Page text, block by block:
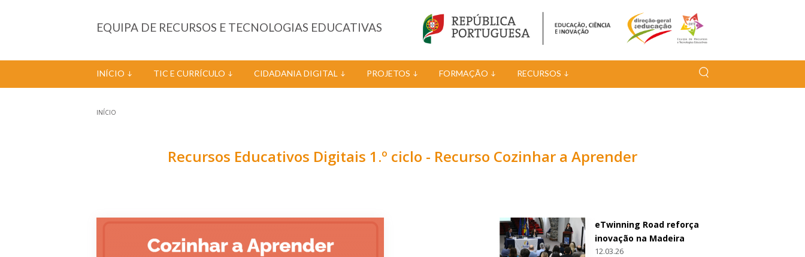
EQUIPA DE RECURSOS E TECNOLOGIAS EDUCATIVAS
INÍCIO TIC E CURRÍCULO CIDADANIA DIGITAL PROJETOS FORMAÇÃO RECURSOS
INÍCIO
Recursos Educativos Digitais 1.º ciclo - Recurso Cozinhar a Aprender
eTwinning Road reforça
inovação na Madeira
12.03.26